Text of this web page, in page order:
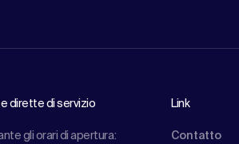
dirette di servizio
gli orari di apertura:
Link
Contatto